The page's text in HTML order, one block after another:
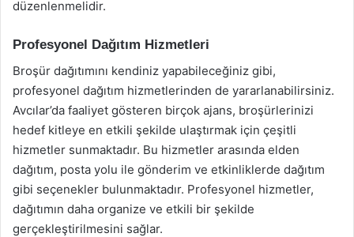
düzenlenmelidir.
Profesyonel Dağıtım Hizmetleri
Broşür dağıtımını kendiniz yapabileceğiniz gibi,
profesyonel dağıtım hizmetlerinden de yararlanabilirsiniz.
Avcılar’da faaliyet gösteren birçok ajans, broşürlerinizi
hedef kitleye en etkili şekilde ulaştırmak için çeşitli
hizmetler sunmaktadır. Bu hizmetler arasında elden
dağıtım, posta yolu ile gönderim ve etkinliklerde dağıtım
gibi seçenekler bulunmaktadır. Profesyonel hizmetler,
dağıtımın daha organize ve etkili bir şekilde
gerçekleştirilmesini sağlar.